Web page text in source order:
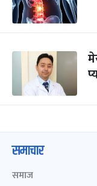
समाचार
समाज